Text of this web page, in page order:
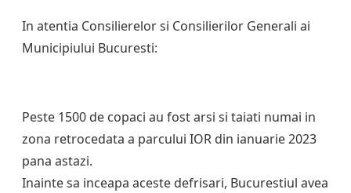
In atentia Consilierelor si Consilierilor Generali ai
Municipiului Bucuresti:
Peste 1500 de copaci au fost arsi si taiati numai in
zona retrocedata a parcului IOR din ianuarie 2023
pana astazi.
Inainte sa inceapa aceste defrisari, Bucurestiul avea